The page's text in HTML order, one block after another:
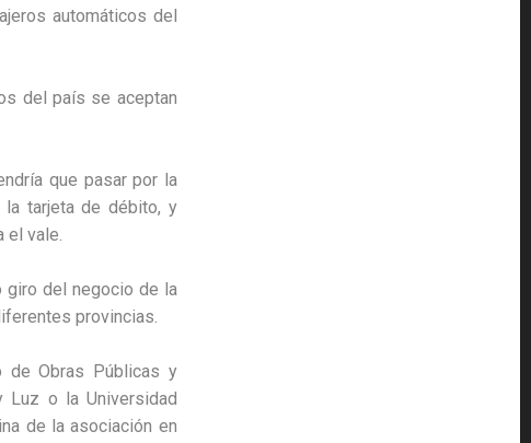
automáticos del
del país se aceptan
que pasar por la
la tarjeta de débito, y
el vale.
giro del negocio de la
provincias.
de Obras Públicas y
Luz o la Universidad
de la asociación en